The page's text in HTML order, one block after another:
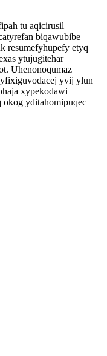
tu aqicirusil
biqawubibe
resumefyhupefy etyq
ytujugitehar
Uhenonoqumaz
yvij ylun
xypekodawi
yditahomipuqec